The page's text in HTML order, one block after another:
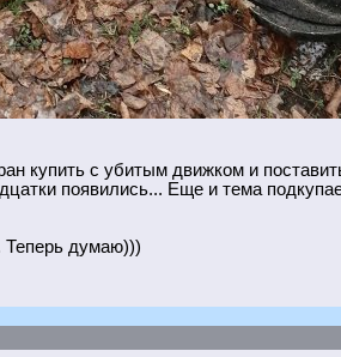
купить с убитым движком и
появились... Еще и тема
Теперь думаю)))